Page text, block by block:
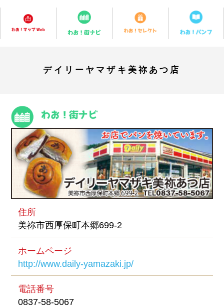
デイリーヤマザキ美祢あつ店
住所
美祢市西厚保町本郷699-2
ホームページ
http://www.daily-yamazaki.jp/
電話番号
0837-58-5067